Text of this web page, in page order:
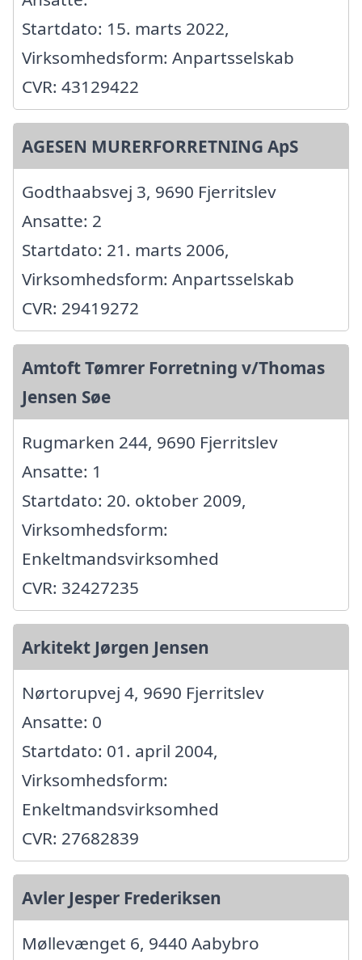
Startdato: 15. marts 2022,
Virksomhedsform: Anpartsselskab
CVR: 43129422
AGESEN MURERFORRETNING ApS
Godthaabsvej 3, 9690 Fjerritslev
Ansatte: 2
Startdato: 21. marts 2006,
Virksomhedsform: Anpartsselskab
CVR: 29419272
Amtoft Tømrer Forretning v/Thomas
Jensen Søe
Rugmarken 244, 9690 Fjerritslev
Ansatte: 1
Startdato: 20. oktober 2009,
Virksomhedsform:
Enkeltmandsvirksomhed
CVR: 32427235
Arkitekt Jørgen Jensen
Nørtorupvej 4, 9690 Fjerritslev
Ansatte: 0
Startdato: 01. april 2004,
Virksomhedsform:
Enkeltmandsvirksomhed
CVR: 27682839
Avler Jesper Frederiksen
Møllevænget 6, 9440 Aabybro